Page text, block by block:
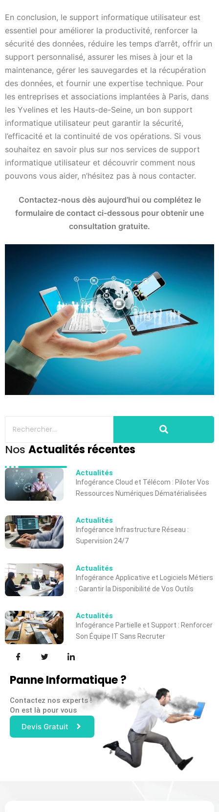
En conclusion, le support informatique utilisateur est
essentiel pour améliorer la productivité, renforcer la
sécurité des données, réduire les temps d’arrêt, offrir un
support personnalisé, assurer les mises à jour et la
maintenance, gérer les sauvegardes et la récupération
des données, et fournir une expertise technique. Pour
les entreprises et associations implantées à Paris, dans
les Yvelines et les Hauts-de-Seine, un bon support
informatique utilisateur peut garantir la sécurité,
l’efficacité et la continuité de vos opérations. Si vous
souhaitez en savoir plus sur nos services de support
informatique utilisateur et découvrir comment nous
pouvons vous aider, n’hésitez pas à nous contacter.
Contactez-nous dès aujourd’hui ou complétez le
formulaire de contact ci-dessous pour obtenir une
consultation gratuite.
Nos Actualités récentes
Actualités
Infogérance Cloud et Télécom : Piloter Vos
Ressources Numériques Dématérialisées
Actualités
Infogérance Infrastructure Réseau :
Supervision 24/7
Actualités
Infogérance Applicative et Logiciels Métiers
: Garantir la Disponibilité de Vos Outils
Actualités
Infogérance Partielle et Support : Renforcer
Son Équipe IT Sans Recruter
Panne Informatique ?
Contactez nos experts !
On est là pour vous
Devis Gratuit